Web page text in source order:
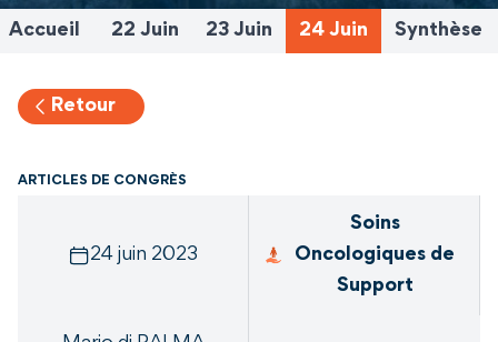
Accueil 22 Juin 23 Juin 24 Juin Synthèse
Retour
ARTICLES DE CONGRÈS
24 juin 2023
Soins
Oncologiques de
Support